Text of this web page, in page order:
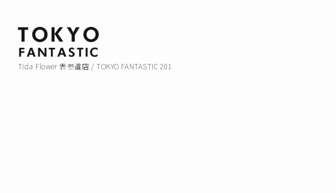
Tida Flower 表参道店 / TOKYO FANTASTIC 201